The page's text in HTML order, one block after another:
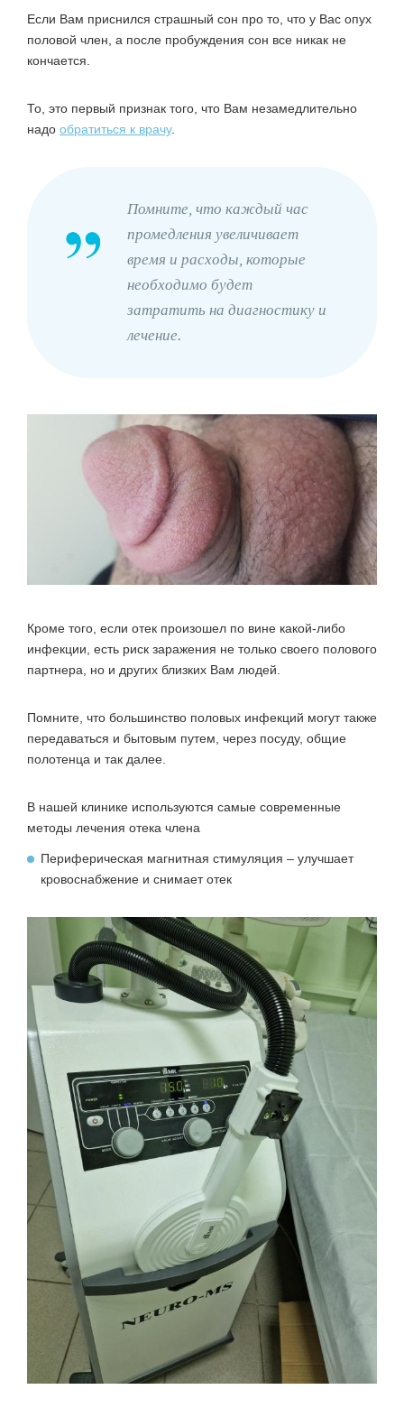
Если Вам приснился страшный сон про то, что у Вас опух
половой член, а после пробуждения сон все никак не
кончается.
То, это первый признак того, что Вам незамедлительно
надо обратиться к врачу.
Помните, что каждый час
промедления увеличивает
время и расходы, которые
необходимо будет
затратить на диагностику и
лечение.
Кроме того, если отек произошел по вине какой-либо
инфекции, есть риск заражения не только своего полового
партнера, но и других близких Вам людей.
Помните, что большинство половых инфекций могут также
передаваться и бытовым путем, через посуду, общие
полотенца и так далее.
В нашей клинике используются самые современные
методы лечения отека члена
Периферическая магнитная стимуляция – улучшает
кровоснабжение и снимает отек